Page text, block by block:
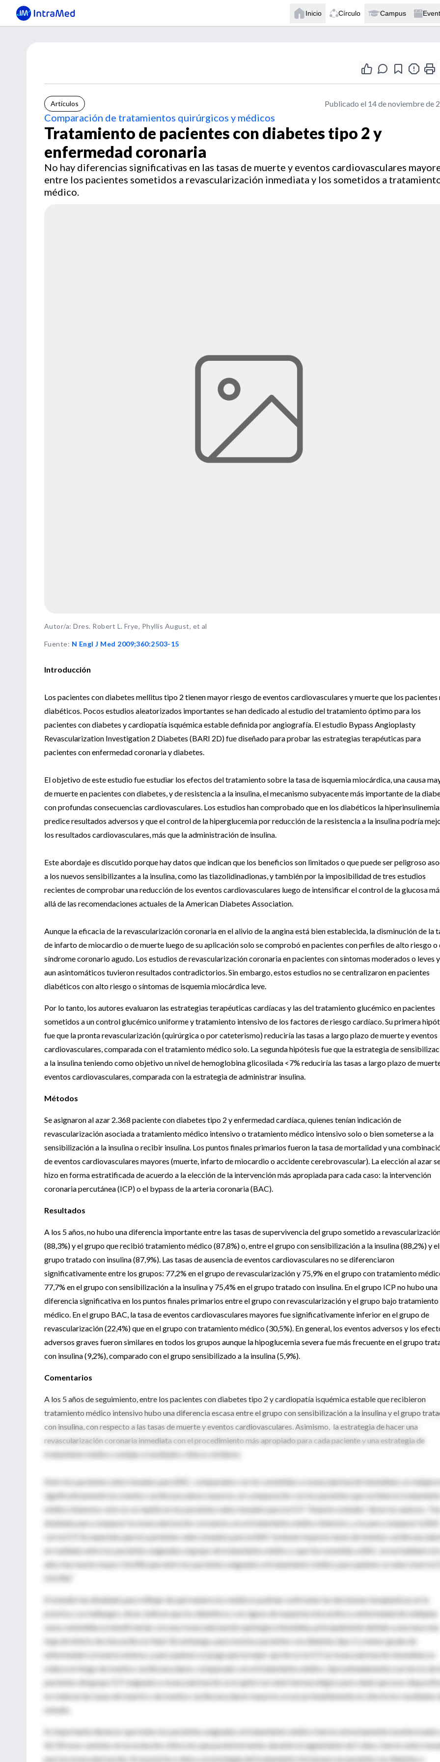
Inicio Círculo Campus
Artículos Publicado el 14 de noviembre de
Comparación de tratamientos quirúrgicos y médicos
Tratamiento de pacientes con diabetes tipo 2 y
enfermedad coronaria
No hay diferencias significativas en las tasas de muerte y eventos cardiovasculares
entre los pacientes sometidos a revascularización inmediata y los sometidos a
médico.
Autor/a: Dres. Robert L. Frye, Phyllis August, et al
Fuente: N Engl J Med 2009;360:2503-15
Introducción
Los pacientes con diabetes mellitus tipo 2 tienen mayor riesgo de eventos cardiovasculares y muerte que los pacientes
diabéticos. Pocos estudios aleatorizados importantes se han dedicado al estudio del tratamiento óptimo para los
pacientes con diabetes y cardiopatía isquémica estable definida por angiografía. El estudio Bypass Angioplasty
Revascularization Investigation 2 Diabetes (BARI 2D) fue diseñado para probar las estrategias terapéuticas para
pacientes con enfermedad coronaria y diabetes.
El objetivo de este estudio fue estudiar los efectos del tratamiento sobre la tasa de isquemia miocárdica, una causa
de muerte en pacientes con diabetes, y de resistencia a la insulina, el mecanismo subyacente más importante de la
con profundas consecuencias cardiovasculares. Los estudios han comprobado que en los diabéticos la hiperinsulinemia
predice resultados adversos y que el control de la hiperglucemia por reducción de la resistencia a la insulina podría
los resultados cardiovasculares, más que la administración de insulina.
Este abordaje es discutido porque hay datos que indican que los beneficios son limitados o que puede ser peligroso
a los nuevos sensibilizantes a la insulina, como las tiazolidinadionas, y también por la imposibilidad de tres estudios
recientes de comprobar una reducción de los eventos cardiovasculares luego de intensificar el control de la glucosa
allá de las recomendaciones actuales de la American Diabetes Association.
Aunque la eficacia de la revascularización coronaria en el alivio de la angina está bien establecida, la disminución de la
de infarto de miocardio o de muerte luego de su aplicación solo se comprobó en pacientes con perfiles de alto riesgo o
síndrome coronario agudo. Los estudios de revascularización coronaria en pacientes con síntomas moderados o leves y
aun asintomáticos tuvieron resultados contradictorios. Sin embargo, estos estudios no se centralizaron en pacientes
diabéticos con alto riesgo o síntomas de isquemia miocárdica leve.
Por lo tanto, los autores evaluaron las estrategias terapéuticas cardíacas y las del tratamiento glucémico en pacientes
sometidos a un control glucémico uniforme y tratamiento intensivo de los factores de riesgo cardíaco. Su primera
fue que la pronta revascularización (quirúrgica o por cateterismo) reduciría las tasas a largo plazo de muerte y eventos
cardiovasculares, comparada con el tratamiento médico solo. La segunda hipótesis fue que la estrategia de
a la insulina teniendo como objetivo un nivel de hemoglobina glicosilada <7% reduciría las tasas a largo plazo de
eventos cardiovasculares, comparada con la estrategia de administrar insulina.
Métodos
Se asignaron al azar 2.368 paciente con diabetes tipo 2 y enfermedad cardíaca, quienes tenían indicación de
revascularización asociada a tratamiento médico intensivo o tratamiento médico intensivo solo o bien someterse a la
sensibilización a la insulina o recibir insulina. Los puntos finales primarios fueron la tasa de mortalidad y una
de eventos cardiovasculares mayores (muerte, infarto de miocardio o accidente cerebrovascular). La elección al azar
hizo en forma estratificada de acuerdo a la elección de la intervención más apropiada para cada caso: la intervención
coronaria percutánea (ICP) o el bypass de la arteria coronaria (BAC).
Resultados
A los 5 años, no hubo una diferencia importante entre las tasas de supervivencia del grupo sometido a
(88,3%) y el grupo que recibió tratamiento médico (87,8%) o, entre el grupo con sensibilización a la insulina (88,2%) y el
grupo tratado con insulina (87,9%). Las tasas de ausencia de eventos cardiovasculares no se diferenciaron
significativamente entre los grupos: 77,2% en el grupo de revascularización y 75,9% en el grupo con tratamiento
77,7% en el grupo con sensibilización a la insulina y 75,4% en el grupo tratado con insulina. En el grupo ICP no hubo una
diferencia significativa en los puntos finales primarios entre el grupo con revascularización y el grupo bajo tratamiento
médico. En el grupo BAC, la tasa de eventos cardiovasculares mayores fue significativamente inferior en el grupo de
revascularización (22,4%) que en el grupo con tratamiento médico (30,5%). En general, los eventos adversos y los
adversos graves fueron similares en todos los grupos aunque la hipoglucemia severa fue más frecuente en el grupo
con insulina (9,2%), comparado con el grupo sensibilizado a la insulina (5,9%).
Comentarios
A los 5 años de seguimiento, entre los pacientes con diabetes tipo 2 y cardiopatía isquémica estable que recibieron
tratamiento médico intensivo hubo una diferencia escasa entre el grupo con sensibilización a la insulina y el grupo
con insulina, con respecto a las tasas de muerte y eventos cardiovasculares. Asimismo, la estrategia de hacer una
revascularización coronaria inmediata con el procedimiento más apropiado para cada paciente y una estrategia de
tratamiento médico condujo a resultados clínicos similares.
Entre los pacientes seleccionados para BAC, comparados con los sometidos a revascularización inmediata, se redujeron
significativamente los eventos cardiovasculares mayores, en comparación con los pacientes que recibieron tratamiento
médico intensivo; esto no se repitió en los pacientes seleccionados para la ICP. “Nuestro estudio,” dicen los autores, “fue
diseñado para comparar la revascularización coronaria con el tratamiento médico intensivo, y no para comparar la BAC
con la ICP. Se esperaba que los pacientes seleccionados para la BAC tuviesen mayores tasas de eventos
en realidad, entre los pacientes asignados al grupo de tratamiento médico y que fue sometido a BAC, la mortalidad a los
años fue mucho mayor (16,4%) que entre los pacientes asignados al tratamiento médico para quienes se seleccionó la
(10.2%).”
El estudio fue diseñado para reflejar de qué manera los médicos podrían confrontar las decisiones terapéuticas en la
práctica. Los hallazgos, dicen, indican que los diabéticos con signos de isquemia miocárdica y enfermedad de múltiples
vasos extendida se beneficiarían con una revascularización quirúrgica inmediata, principalmente debido a una tasa más
baja de infarto de miocardio no fatal. Sin embargo, para muchos pacientes con diabetes tipo 2 y menor grado de
enfermedad coronaria extensa, y para quienes se juzga que la mejor opción es la ICP, la revascularización inmediata no
reduce el riesgo de eventos cardiovasculares, comparado con el tratamiento médico. Aproximadamente a un tercio de
pacientes del grupo ICP asignado a revascularización se le aplicó un stent farmacológico pero dado que esos
no reducen las tasas de muerte o de eventos cardiovasculares mayores su uso probablemente no afecte los resultados
estudio.
Es importante destacar que todos los pacientes asignados al tratamiento médico fueron estrechamente monitorizados
42,1% tuvo cambios en la evolución clínica los que posteriormente, durante el seguimiento de 5 años, fueron
para la revascularización. En la práctica clínica, la estrategia del tratamiento inicial para un paciente con diabetes y